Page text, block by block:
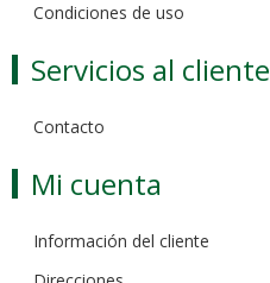
Condiciones de uso
Servicios al cliente
Contacto
Mi cuenta
Información del cliente